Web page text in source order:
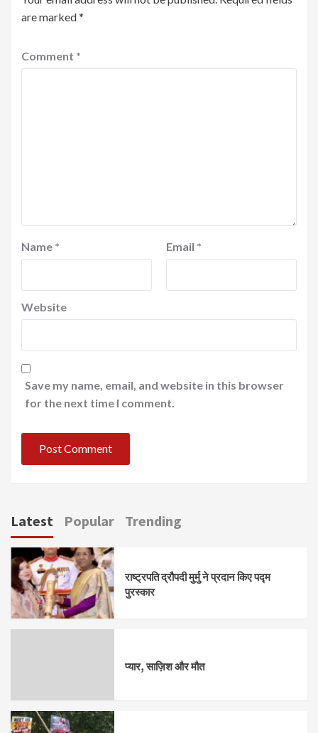
are marked*
Comment *
Name * Email *
Website
Save my name, email, and website in this browser
for the next time I comment.
Latest Popular Trending
राष्ट्रपति द्रौपदी मुर्मु ने प्रदान किए पद्म
पुरस्कार
प्यार, साज़िश और मौत